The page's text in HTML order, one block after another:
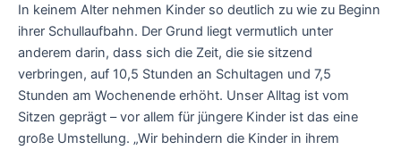
In keinem Alter nehmen Kinder so deutlich zu wie zu Beginn
ihrer Schullaufbahn. Der Grund liegt vermutlich unter
anderem darin, dass sich die Zeit, die sie sitzend
verbringen, auf 10,5 Stunden an Schultagen und 7,5
Stunden am Wochenende erhöht. Unser Alltag ist vom
Sitzen geprägt – vor allem für jüngere Kinder ist das eine
große Umstellung. „Wir behindern die Kinder in ihrem